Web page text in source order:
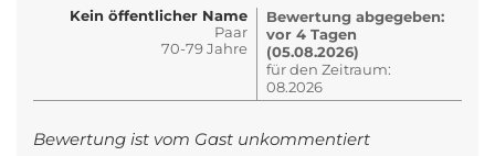
Kein öffentlicher Name
Paar
70-79 Jahre
Bewertung abgegeben:
vor 4 Tagen
(05.08.2026)
für den Zeitraum:
08.2026
Bewertung ist vom Gast unkommentiert